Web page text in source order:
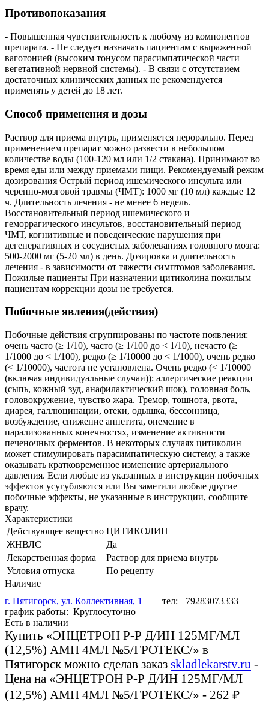
Противопоказания
- Повышенная чувствительность к любому из компонентов
препарата. - Не следует назначать пациентам с выраженной
ваготонией (высоким тонусом парасимпатической части
вегетативной нервной системы). - В связи с отсутствием
достаточных клинических данных не рекомендуется
применять у детей до 18 лет.
Способ применения и дозы
Раствор для приема внутрь, применяется перорально. Перед
применением препарат можно развести в небольшом
количестве воды (100-120 мл или 1/2 стакана). Принимают во
время еды или между приемами пищи. Рекомендуемый режим
дозирования Острый период ишемического инсульта или
черепно-мозговой травмы (ЧМТ): 1000 мг (10 мл) каждые 12
ч. Длительность лечения - не менее 6 недель.
Восстановительный период ишемического и
геморрагического инсультов, восстановительный период
ЧМТ, когнитивные и поведенческие нарушения при
дегенеративных и сосудистых заболеваниях головного мозга:
500-2000 мг (5-20 мл) в день. Дозировка и длительность
лечения - в зависимости от тяжести симптомов заболевания.
Пожилые пациенты При назначении цитиколина пожилым
пациентам коррекции дозы не требуется.
Побочные явления(действия)
Побочные действия сгруппированы по частоте появления:
очень часто (≥ 1/10), часто (≥ 1/100 до < 1/10), нечасто (≥
1/1000 до < 1/100), редко (≥ 1/10000 до < 1/1000), очень редко
(< 1/10000), частота не установлена. Очень редко (< 1/10000
(включая индивидуальные случаи)): аллергические реакции
(сыпь, кожный зуд, анафилактический шок), головная боль,
головокружение, чувство жара. Тремор, тошнота, рвота,
диарея, галлюцинации, отеки, одышка, бессонница,
возбуждение, снижение аппетита, онемение в
парализованных конечностях, изменение активности
печеночных ферментов. В некоторых случаях цитиколин
может стимулировать парасимпатическую систему, а также
оказывать кратковременное изменение артериального
давления. Если любые из указанных в инструкции побочных
эффектов усугубляются или Вы заметили любые другие
побочные эффекты, не указанные в инструкции, сообщите
врачу.
Характеристики
Действующее вещество ЦИТИКОЛИН
ЖНВЛС
Да
Лекарственная форма
Раствор для приема внутрь
Условия отпуска
По рецепту
Наличие
г. Пятигорск, ул. Коллективная, 1
тел: +79283073333
график работы: Круглосуточно
Есть в наличии
Купить «ЭНЦЕТРОН Р-Р Д/ИН 125МГ/МЛ
(12,5%) АМП 4МЛ №5/ГРОТЕКС/» в
Пятигорск можно сделав заказ skladlekarstv.ru -
Цена на «ЭНЦЕТРОН Р-Р Д/ИН 125МГ/МЛ
(12,5%) АМП 4МЛ №5/ГРОТЕКС/» - 262 ₽